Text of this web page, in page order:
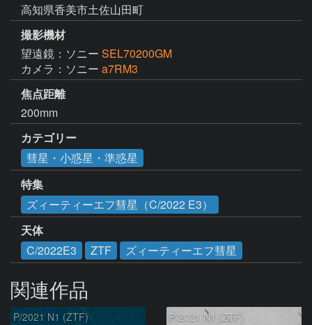
高知県香美市土佐山田町
撮影機材
望遠鏡：ソニー SEL70200GM
カメラ：ソニー a7RM3
焦点距離
200mm
カテゴリー
彗星・小惑星・準惑星
特集
ズィーティーエフ彗星（C/2022 E3）
天体
C/2022E3
ZTF ズィーティーエフ彗星
関連作品
P/2021 N1 (ZTF) P/2021 N1 (ZTF)